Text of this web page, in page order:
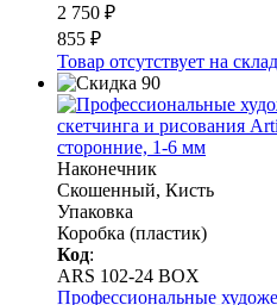
2 750 ₽
855 ₽
Товар отсутствует на
Наконечник
Скошенный, Кисть
Упаковка
Коробка (пластик)
Код:
ARS 102-24 BOX
Профессиональные